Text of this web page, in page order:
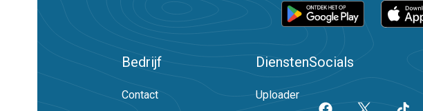
Bedrijf
Contact
Diensten
Uploader
Socials